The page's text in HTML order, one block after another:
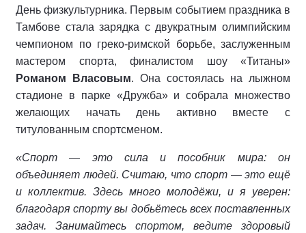
День физкультурника. Первым событием праздника в
Тамбове стала зарядка с двукратным олимпийским
чемпионом по греко-римской борьбе, заслуженным
мастером спорта, финалистом шоу «Титаны»
Романом Власовым. Она состоялась на лыжном
стадионе в парке «Дружба» и собрала множество
желающих начать день активно вместе с
титулованным спортсменом.
«Спорт — это сила и пособник мира: он
объединяет людей. Считаю, что спорт — это ещё
и коллектив. Здесь много молодёжи, и я уверен:
благодаря спорту вы добьётесь всех поставленных
задач. Занимайтесь спортом, ведите здоровый